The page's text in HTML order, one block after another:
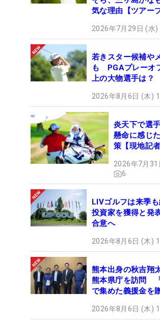
気な理由【ツアー
2026年7月29日 (水)
若きスター候補や
も PGAプレーオ
上の大物選手は？
2026年8月6日 (木)
炎天下で選
懸命に感じ
策【現地記
2026年7月31
6
LIVゴルフは来季
投資家を獲得と発
合意へ
2026年8月6日 (木)
熊本出身の秋吉翔
熊本県庁を訪問
で集めた義援金を
2026年8月6日 (木)